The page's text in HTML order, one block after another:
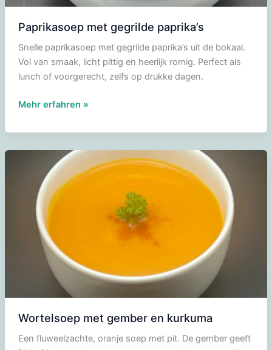
Paprikasoep met gegrilde paprika’s
Snelle paprikasoep met gegrilde paprika’s uit de bokaal.
Vol van smaak, licht pittig en heerlijk romig. Perfect als
lunch of voorgerecht, zelfs op drukke dagen.
Paprikasoep
gegrilde
paprika’s
Mehr erfahren »
Wortelsoep met gember en kurkuma
Een fluweelzachte, oranje soep met pit. De gember geeft